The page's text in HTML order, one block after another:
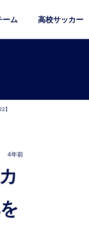
ーム 高校サッカー
】
4年前